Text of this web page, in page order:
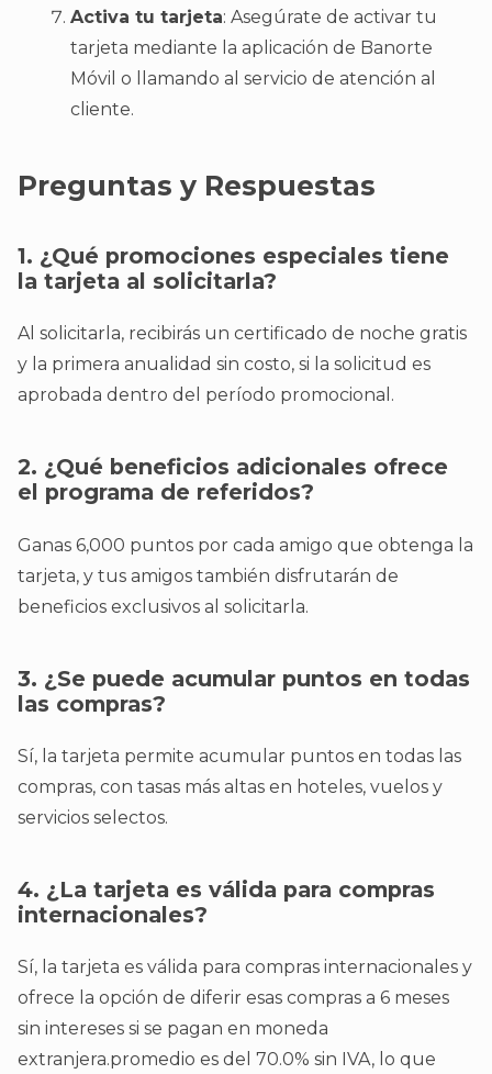
Activa tu tarjeta: Asegúrate de activar tu
tarjeta mediante la aplicación de Banorte
Móvil o llamando al servicio de atención al
cliente.
Preguntas y Respuestas
1. ¿Qué promociones especiales tiene
la tarjeta al solicitarla?
Al solicitarla, recibirás un certificado de noche gratis
y la primera anualidad sin costo, si la solicitud es
aprobada dentro del período promocional.
2. ¿Qué beneficios adicionales ofrece
el programa de referidos?
Ganas 6,000 puntos por cada amigo que obtenga la
tarjeta, y tus amigos también disfrutarán de
beneficios exclusivos al solicitarla.
3. ¿Se puede acumular puntos en todas
las compras?
Sí, la tarjeta permite acumular puntos en todas las
compras, con tasas más altas en hoteles, vuelos y
servicios selectos.
4. ¿La tarjeta es válida para compras
internacionales?
Sí, la tarjeta es válida para compras internacionales y
ofrece la opción de diferir esas compras a 6 meses
sin intereses si se pagan en moneda
extranjera.promedio es del 70.0% sin IVA, lo que